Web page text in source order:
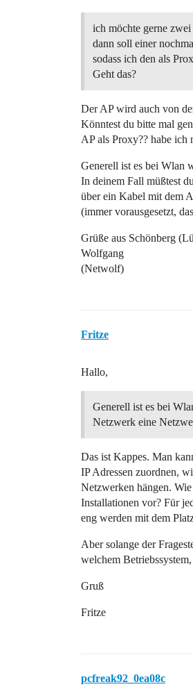
ich möchte gerne
dann soll einer
sodass ich den als
Geht das?
Der AP wird auch von
Könntest du bitte mal
AP als Proxy?? habe ich
Generell ist es bei Wlan
In deinem Fall müßtest
über ein Kabel mit dem
(immer vorausgesetzt,
Grüße aus Schönberg
Wolfgang
(Netwolf)
Fritze
Hallo,
Generell ist es bei
Netzwerk eine
Das ist Kappes. Man
IP Adressen zuordnen,
Netzwerken hängen.
Installationen vor? Für
eng werden mit dem
Aber solange der
welchem
Gruß
Fritze
pcfreak92_0ea08c